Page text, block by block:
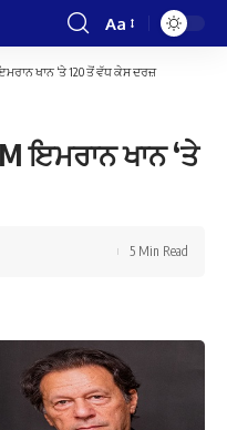
Font
Resizer
Aa
ਖਾਨ ‘ਤੇ 120 ਤੋਂ ਵੱਧ ਕੇਸ ਦਰਜ਼
ਇਮਰਾਨ ਖਾਨ ‘ਤੇ
5 Min Read